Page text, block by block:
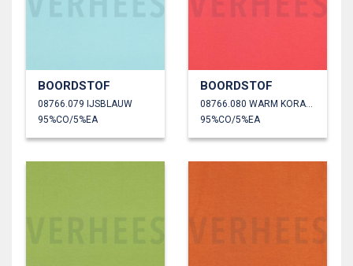
BOORDSTOF
08766.079 IJSBLAUW
95%CO/5%EA
BOORDSTOF
08766.080 WARM KORAAL
95%CO/5%EA